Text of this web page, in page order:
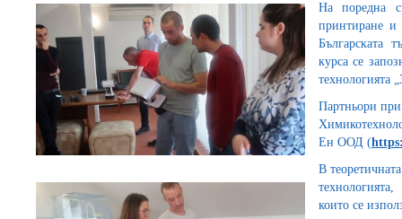
На поредна
принтиране
Българската
курса се
технологията
Партньори
Ен ООД (
В
които се